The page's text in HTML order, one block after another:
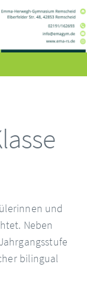
und
Neben
bilingual